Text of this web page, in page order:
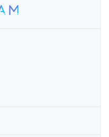
ร้างพื้นฐานระบบเศรษฐกิจสำหรับ